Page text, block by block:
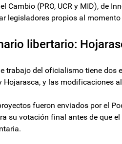
Cambio (PRO, UCR y MID), de
legisladores propios al
libertario:
trabajo del oficialismo tiene dos
Hojarasca, y las modificaciones
fueron enviados por el
su votación final antes de que